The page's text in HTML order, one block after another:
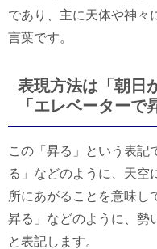
であり、主に天体や神々
言葉です。
表現方法は「朝日
「エレベーターで
この「昇る」という表記
る」などのように、天空
所にあがることを意味し
昇る」などのように、勢
と表記します。